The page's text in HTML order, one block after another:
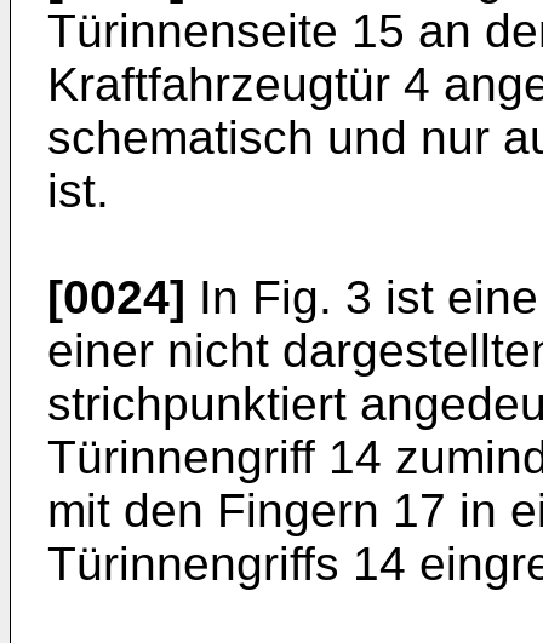
Türinnenseite 15 an
Kraftfahrzeugtür 4
schematisch und nur
ist.
[0024] In Fig. 3 ist
einer nicht
strichpunktiert
Türinnengriff 14
mit den Fingern 17 in
Türinnengriffs 14